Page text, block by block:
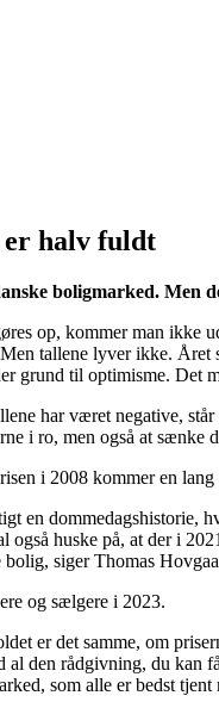
er halv fuldt
boligmarked.
op, kommer man
tallene lyver ikke.
grund til optimisme. Det
har været negative,
i ro, men også at sænke
i 2008 kommer en
en dommedagshistorie,
også huske på, at der i
siger Thomas
og sælgere i 2023.
er det samme, om
den rådgivning, du kan
som alle er bedst